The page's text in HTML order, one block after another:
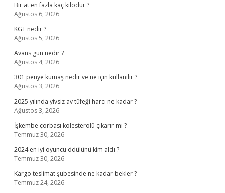
Bir at en fazla kaç kilodur ?
Ağustos 6, 2026
KGT nedir ?
Ağustos 5, 2026
Avans gün nedir ?
Ağustos 4, 2026
301 penye kumaş nedir ve ne için kullanılır ?
Ağustos 3, 2026
2025 yılında yivsiz av tüfeği harcı ne kadar ?
Ağustos 3, 2026
İşkembe çorbası kolesterolü çıkarır mı ?
Temmuz 30, 2026
2024 en iyi oyuncu ödülünü kim aldı ?
Temmuz 30, 2026
Kargo teslimat şubesinde ne kadar bekler ?
Temmuz 24, 2026